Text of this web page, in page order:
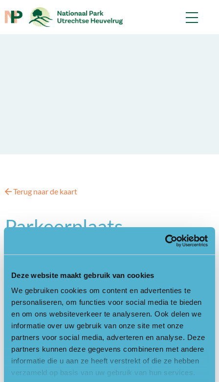
Deze website maakt gebruik van cookies
We gebruiken cookies om content en advertenties te
personaliseren, om functies voor social media te bieden
en om ons websiteverkeer te analyseren. Ook delen we
informatie over uw gebruik van onze site met onze
partners voor social media, adverteren en analyse. Deze
partners kunnen deze gegevens combineren met andere
informatie die u aan ze heeft verstrekt of die ze hebben
verzameld op basis van uw gebruik van hun services.
Terug naar de kaart
Parkeerplaats
Helenaheuvel
Doorn
Geen informatie gevonden
Locatie openen in Google Maps